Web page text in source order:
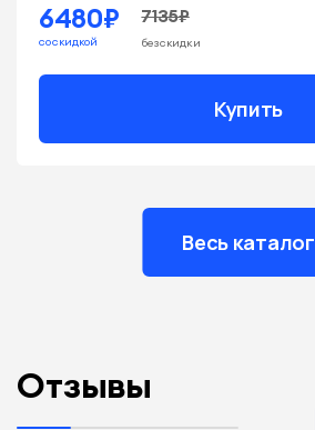
Весь каталог
6480₽
со скидкой
7135₽
без скидки
Купить
Отзывы